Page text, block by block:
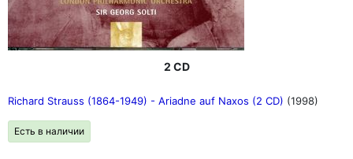
2 CD
Richard Strauss (1864-1949) - Ariadne auf Naxos (2 CD) (1998)
Есть в наличии